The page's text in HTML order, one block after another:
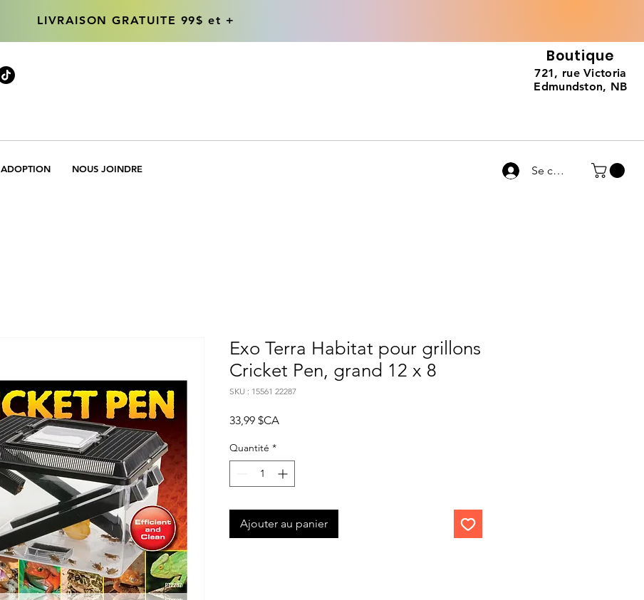
LIVRAISON GRATUITE 99$ et +
Boutique
721, rue Victoria
Edmundston, NB
LIVRAISON GRATUITE 99$ et +
ADOPTION NOUS JOINDRE Se connecter
Exo Terra Habitat pour grillons
Cricket Pen, grand 12 x 8
SKU : 15561 22287
33,99 $CAPrix
Quantité *
Ajouter au panier